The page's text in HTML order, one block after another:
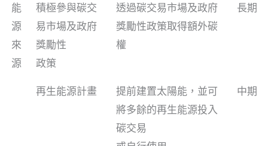
能
源
來
源
積極參與碳交
易市場及政府
獎勵性
政策
透過碳交易市場及政府
獎勵性政策取得額外碳
權
長期
再生能源計畫
提前建置太陽能，並可
將多餘的再生能源投入
碳交易
中期